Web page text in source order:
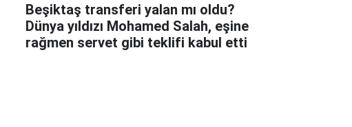
Beşiktaş transferi yalan mı oldu?
Dünya yıldızı Mohamed Salah, eşine
rağmen servet gibi teklifi kabul etti